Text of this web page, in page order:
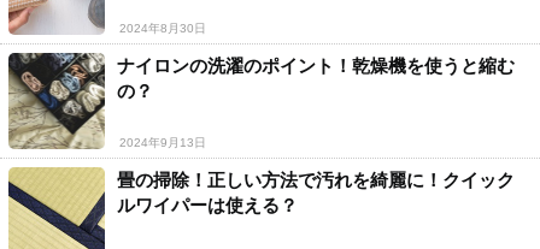
2024年8月30日
ナイロンの洗濯のポイント！乾燥機を使うと縮む
の？
2024年9月13日
畳の掃除！正しい方法で汚れを綺麗に！クイック
ルワイパーは使える？